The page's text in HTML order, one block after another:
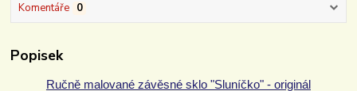
Komentáře 0
Popisek
Ručně malované závěsné sklo "Sluníčko" - originál